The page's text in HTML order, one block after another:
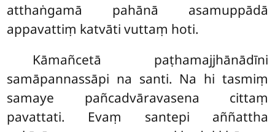
atthaṅgamā pahānā asamuppādā
appavattiṃ katvāti vuttaṃ hoti.
Kāmañcetā paṭhamajjhānādīni
samāpannassāpi na santi. Na hi tasmiṃ
samaye pañcadvāravasena cittaṃ
pavattati. Evaṃ santepi aññattha